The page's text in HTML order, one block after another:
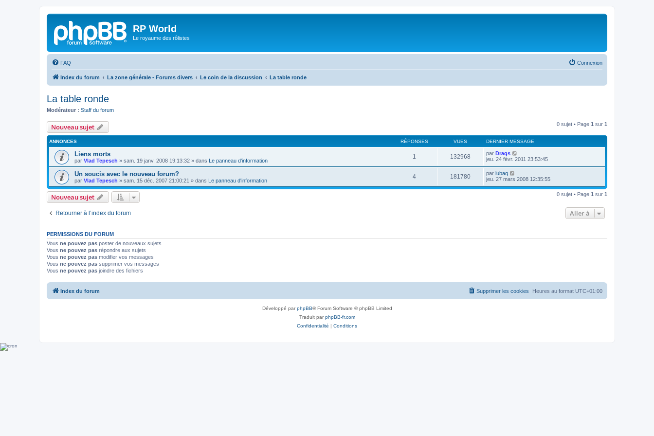
RP World
Le royaume des rôlistes
FAQ Connexion
Index du forum La zone générale - Forums divers Le coin de la discussion La table ronde
La table ronde
Modérateur : Staff du forum
Nouveau sujet 0 sujet • Page 1 sur 1
ANNONCES RÉPONSES VUES DERNIER MESSAGE
Liens morts
par Vlad Tepesch » sam. 19 janv. 2008 19:13:32 » dans Le panneau d'information
1 132968 par Drags
jeu. 24 févr. 2011 23:53:45
Un soucis avec le nouveau forum?
par Vlad Tepesch » sam. 15 déc. 2007 21:00:21 » dans Le panneau d'information
4 181780 par lubaq
jeu. 27 mars 2008 12:35:55
Nouveau sujet 0 sujet • Page 1 sur 1
Retourner à l’index du forum Aller à
PERMISSIONS DU FORUM
Vous ne pouvez pas poster de nouveaux sujets
Vous ne pouvez pas répondre aux sujets
Vous ne pouvez pas modifier vos messages
Vous ne pouvez pas supprimer vos messages
Vous ne pouvez pas joindre des fichiers
Index du forum Heures au format UTC+01:00
Supprimer les cookies
Développé parphpBB® Forum Software © phpBB Limited
Traduit parphpBB-fr.com
Confidentialité | Conditions